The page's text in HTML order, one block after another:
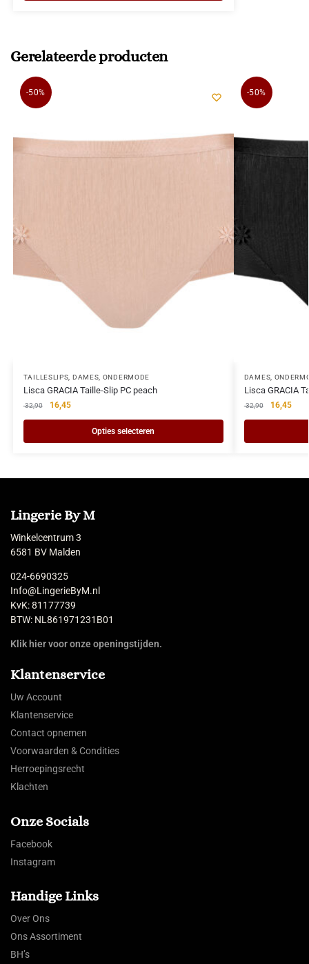
Gerelateerde producten
-50%
TAILLESLIPS, DAMES, ONDERMODE
Lisca GRACIA Taille-Slip PC peach
32,90 16,45
Opties selecteren
-50%
DAMES,
Lisca GRACIA
32,90 16,45
Lingerie By M
Winkelcentrum 3
6581 BV Malden
024-6690325
Info@LingerieByM.nl
KvK: 81177739
BTW: NL861971231B01
Klik hier voor onze openingstijden.
Klantenservice
Uw Account
Klantenservice
Contact opnemen
Voorwaarden & Condities
Herroepingsrecht
Klachten
Onze Socials
Facebook
Instagram
Handige Links
Over Ons
Ons Assortiment
BH’s